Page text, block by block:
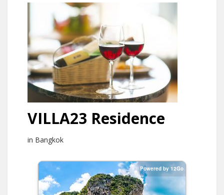
VILLA23 Residence
in Bangkok